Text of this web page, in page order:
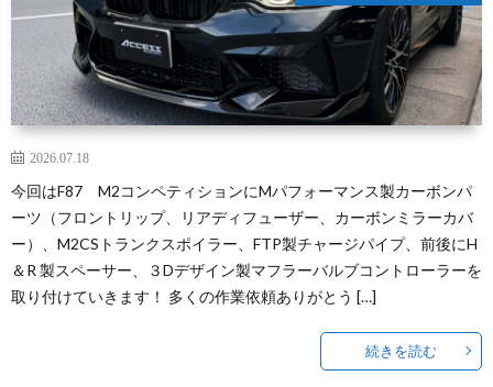
2026.07.18
今回はF87 M2コンペティションにMパフォーマンス製カーボンパ
ーツ（フロントリップ、リアディフューザー、カーボンミラーカバ
ー）、M2CSトランクスポイラー、FTP製チャージパイプ、前後にH
＆R 製スペーサー、３Dデザイン製マフラーバルブコントローラーを
取り付けていきます！ 多くの作業依頼ありがとう […]
続きを読む